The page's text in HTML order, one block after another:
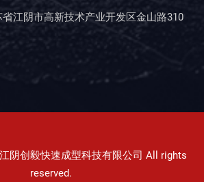
江阴市高新技术产业开发区金山路310
阴创毅快速成型科技有限公司 All rights
reserved.